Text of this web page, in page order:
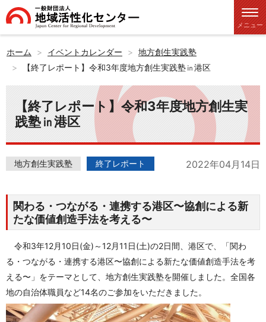
メニュー
ホーム イベントカレンダー
地方創生実践塾
【終了レポート】令和3年度地方創生実践塾㏌港区
【終了レポート】令和3年度地方創生実
践塾㏌港区
地方創生実践塾 終了レポート 2022年04月14日
関わる・つながる・連携する港区〜協創による新
たな価値創造手法を考える〜
令和3年12月10日(金)～12月11日(土)の2日間、港区で、「関わ
る・つながる・連携する港区〜協創による新たな価値創造手法を考
える〜」をテーマとして、地方創生実践塾を開催しました。全国各
地の自治体職員など14名のご参加をいただきました。